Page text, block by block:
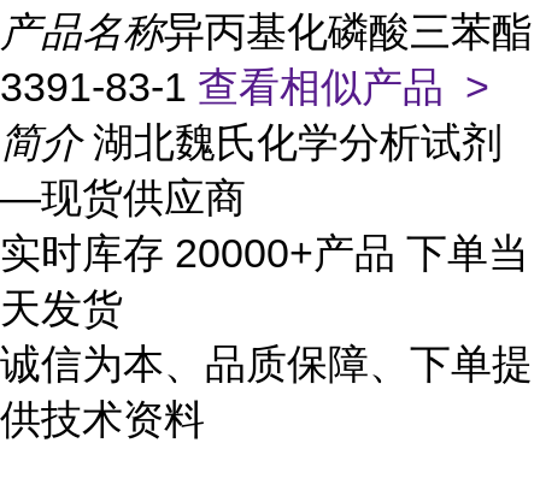
产品名称异丙基化磷酸三苯酯
3391-83-1 查看相似产品 >
简介 湖北魏氏化学分析试剂
—现货供应商
实时库存 20000+产品 下单当
天发货
诚信为本、品质保障、下单提
供技术资料